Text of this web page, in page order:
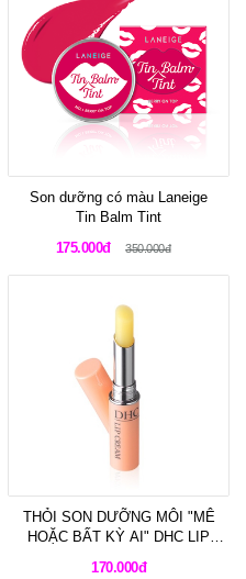
Son dưỡng có màu Laneige
Tin Balm Tint
175.000đ
350.000đ
THỎI SON DƯỠNG MÔI "MÊ
HOẶC BẤT KỲ AI" DHC LIP
170.000đ